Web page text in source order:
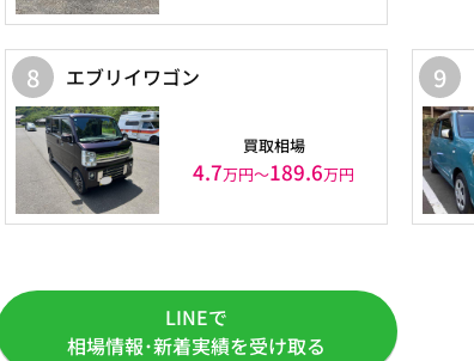
8 エブリイワゴン
買取相場
4.7万円〜189.6万円
9
LINEで
相場情報･新着実績を受け取る